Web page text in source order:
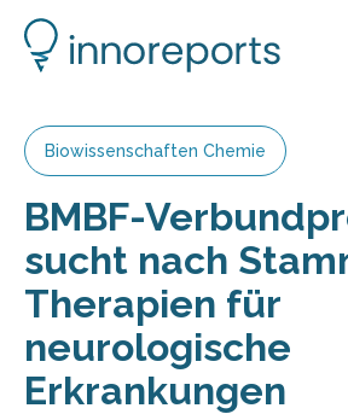
Biowissenschaften Chemie
BMBF-
sucht nach
Therapien für
neurologische
Erkrankungen